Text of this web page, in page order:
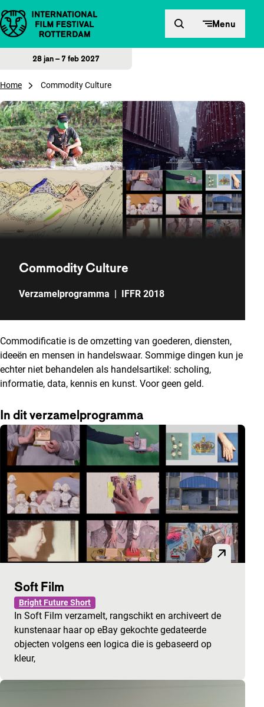
Direct naar inhoud Menu
28 jan – 7 feb 2027
Home Commodity Culture
Commodity Culture
Verzamelprogramma | IFFR 2018
Commodificatie is de omzetting van goederen, diensten,
ideeën en mensen in handelswaar. Sommige dingen kun je
echter niet behandelen als handelsartikel: scholing,
informatie, data, kennis en kunst. Voor geen geld.
In dit verzamelprogramma
Soft Film
Bright Future Short
In Soft Film verzamelt, rangschikt en archiveert de
kunstenaar haar op eBay gekochte gedateerde
objecten volgens een logica die is gebaseerd op
kleur,